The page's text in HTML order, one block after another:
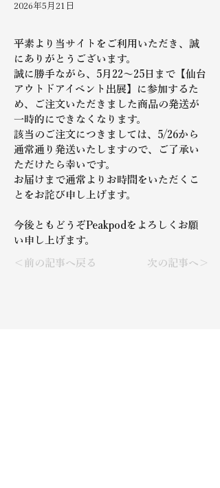
2026年5月21日
平素より当サイトをご利用いただき、誠
にありがとうございます。
誠に勝手ながら、5月22～25日まで【仙台
アウトドアイベント出展】に参加するた
め、ご注文いただきました商品の発送が
一時的にできなくなります。
該当のご注文につきましては、5/26から
通常通り発送いたしますので、ご了承い
ただけたら幸いです。
お届けまで通常よりお時間をいただくこ
とをお詫び申し上げます。
今後ともどうぞPeakpodをよろしくお願
い申し上げます。
＜前の記事へ戻る 次の記事へ＞